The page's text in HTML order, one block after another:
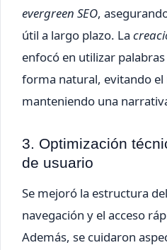
evergreen SEO,
útil a largo plazo. La
enfocó en utilizar
forma natural, evitando el
manteniendo una
3. Optimización
de usuario
Se mejoró la estructura
navegación y el acceso
Además, se cuidaron